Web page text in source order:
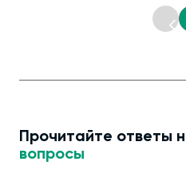
Прочитайте ответы
вопросы